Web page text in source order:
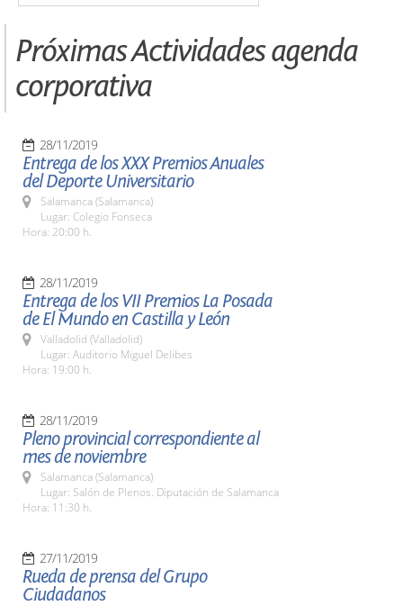
Próximas Actividades agenda
corporativa
28/11/2019
Entrega de los XXX Premios Anuales
del Deporte Universitario
Salamanca (Salamanca)
Lugar: Colegio Fonseca
Hora: 20:00 h.
28/11/2019
Entrega de los VII Premios La Posada
de El Mundo en Castilla y León
Valladolid (Valladolid)
Lugar: Auditorio Miguel Delibes
Hora: 19:00 h.
28/11/2019
Pleno provincial correspondiente al
mes de noviembre
Salamanca (Salamanca)
Lugar: Salón de Plenos. Diputación de Salamanca
Hora: 11:30 h.
27/11/2019
Rueda de prensa del Grupo
Ciudadanos